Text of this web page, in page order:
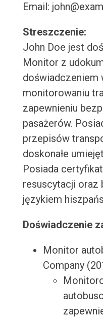
Email:
Streszczenie:
John Doe jest
Monitor z
doświadczeniem
monitorowaniu
zapewnieniu
pasażerów.
przepisów
doskonałe
Posiada
resuscytacji oraz
językiem
Doświadczenie
Monitor
Company